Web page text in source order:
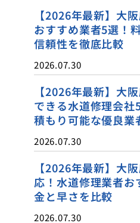
【2026年最新】大
おすすめ業者5選！
信頼性を徹底比較
2026.07.30
【2026年最新】大
できる水道修理会社
積もり可能な優良業
2026.07.30
【2026年最新】大
応！水道修理業者お
金と早さを比較
2026.07.30